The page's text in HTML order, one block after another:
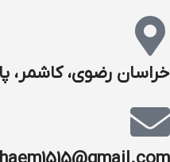
خراسان رضوی، کاشمر،